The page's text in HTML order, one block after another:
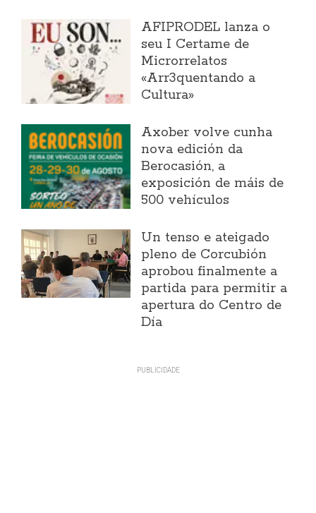
AFIPRODEL lanza o
seu I Certame de
Microrrelatos
«Arr3quentando a
Cultura»
Axober volve cunha
nova edición da
Berocasión, a
exposición de máis de
500 vehículos
Un tenso e ateigado
pleno de Corcubión
aprobou finalmente a
partida para permitir a
apertura do Centro de
Día